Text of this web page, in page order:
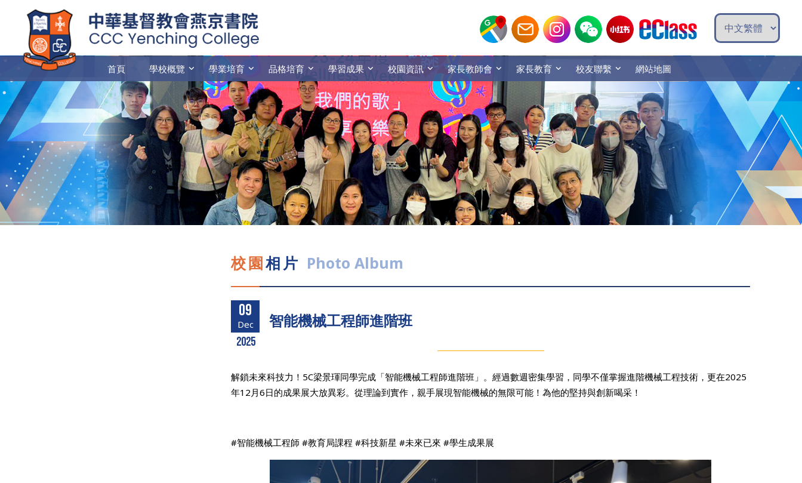
首頁 學校概覽 學業培育 品格培育 學習成果 校園資訊 家長教師會 家長教育 校友聯繫 網站地圖
校園相片 Photo Album
09
Dec
2025
智能機械工程師進階班
解鎖未來科技力！5C梁景琿同學完成「智能機械工程師進階班」。經過數週密集學習，同學不僅掌握進階機械工程技術，更在2025
年12月6日的成果展大放異彩。從理論到實作，親手展現智能機械的無限可能！為他的堅持與創新喝采！
#智能機械工程師 #教育局課程 #科技新星 #未來已來 #學生成果展